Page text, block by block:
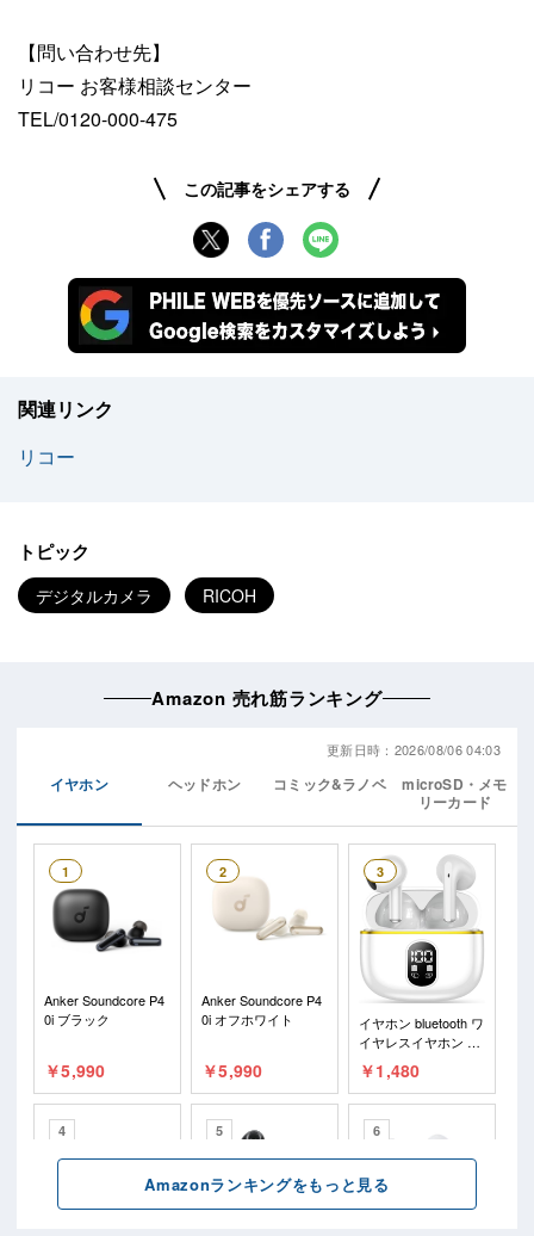
【問い合わせ先】
リコー お客様相談センター
TEL/0120-000-475
この記事をシェアする
関連リンク
リコー
トピック
デジタルカメラ RICOH